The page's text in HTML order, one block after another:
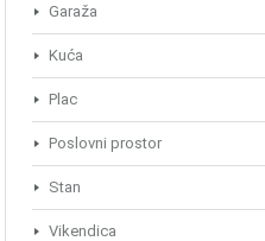
Garaža
Kuća
Plac
Poslovni prostor
Stan
Vikendica